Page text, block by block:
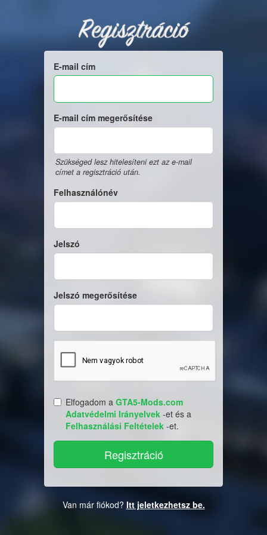
Regisztráció
E-mail cím
E-mail cím megerősítése
Szükséged lesz hitelesíteni ezt az e-mail
címet a regisztráció után.
Felhasználónév
Jelszó
Jelszó megerősítése
Elfogadom a GTA5-Mods.com
Adatvédelmi Irányelvek -et és a
Felhasználási Feltételek -et.
Van már fiókod? Itt jeletkezhetsz be.